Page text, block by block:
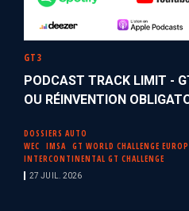
GT3
PODCAST TRACK LIMIT -
OU RÉINVENTION
DOSSIERS AUTO
WEC
IMSA GT WORLD CHALLENGE
INTERCONTINENTAL GT CHALLENGE
27 JUIL. 2026